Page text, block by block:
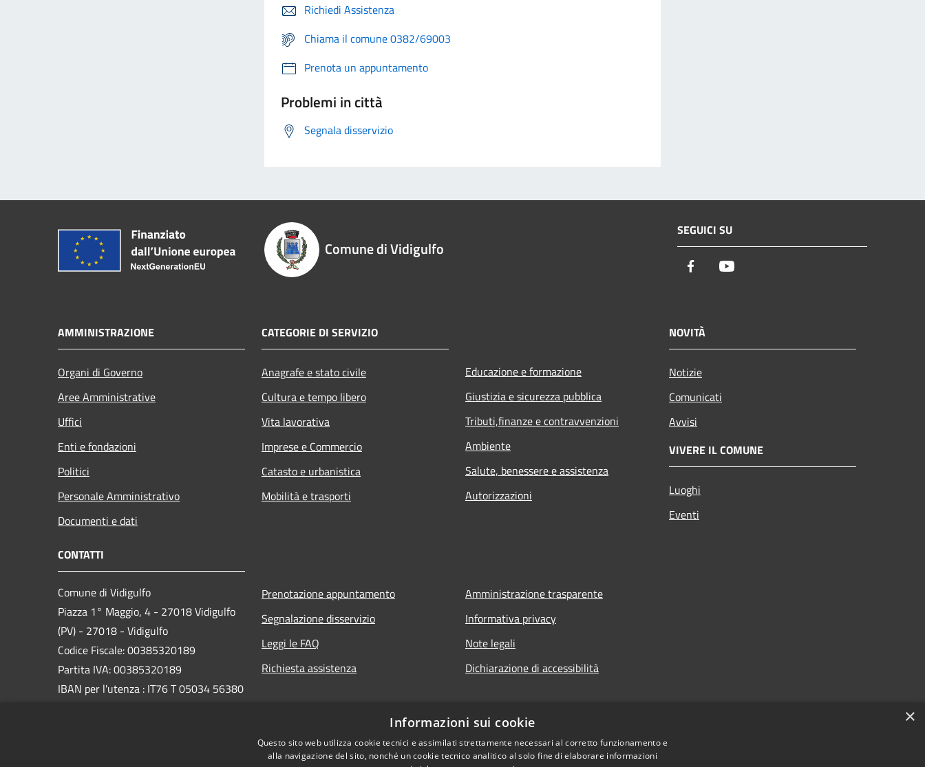
Richiedi Assistenza
Chiama il comune 0382/69003
Prenota un appuntamento
Problemi in città
Segnala disservizio
Comune di Vidigulfo
SEGUICI SU
Facebook
AMMINISTRAZIONE
Organi di Governo
Aree Amministrative
Uffici
Enti e fondazioni
Politici
Personale Amministrativo
Documenti e dati
CATEGORIE DI SERVIZIO
Anagrafe e stato civile
Cultura e tempo libero
Vita lavorativa
Imprese e Commercio
Catasto e urbanistica
Mobilità e trasporti
Educazione e formazione
Giustizia e sicurezza pubblica
Tributi,finanze e contravvenzioni
Ambiente
Salute, benessere e assistenza
Autorizzazioni
NOVITÀ
Notizie
Comunicati
Avvisi
VIVERE IL COMUNE
Luoghi
Eventi
CONTATTI
Comune di Vidigulfo
Piazza 1° Maggio, 4 - 27018 Vidigulfo
(PV) - 27018 - Vidigulfo
Codice Fiscale: 00385320189
Partita IVA: 00385320189
IBAN per l'utenza : IT76 T 05034 56380
Prenotazione appuntamento
Segnalazione disservizio
Leggi le FAQ
Richiesta assistenza
Amministrazione trasparente
Informativa privacy
Note legali
Dichiarazione di accessibilità
×
Informazioni sui cookie
Questo sito web utilizza cookie tecnici e assimilati strettamente necessari al corretto funzionamento e
alla navigazione del sito, nonché un cookie tecnico analitico al solo fine di elaborare informazioni